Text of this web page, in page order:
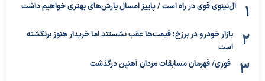
ال‌نینوی قوی در راه است / پاییز امسال بارش‌های بهتری خواهیم داشت
بازار خودرو در برزخ؛ قیمت‌ها عقب نشستند اما خریدار هنوز برنگشته
است
فوری/ قهرمان مسابقات مردان آهنین درگذشت